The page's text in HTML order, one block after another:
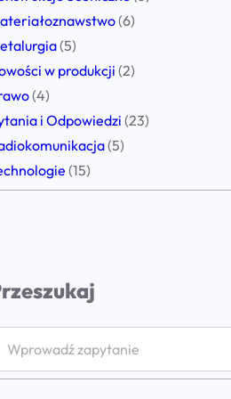
(6)
(5)
w produkcji (2)
(4)
i Odpowiedzi(23)
(5)
(15)